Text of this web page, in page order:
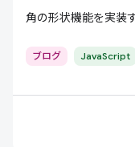
角の形状機能を実装
ブログ JavaScript